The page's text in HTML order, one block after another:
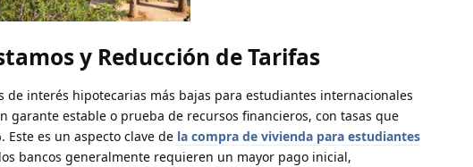
y Reducción de Tarifas
de interés hipotecarias más bajas para estudiantes internacionales
estable o prueba de recursos financieros, con tasas que
Este es un aspecto clave de la compra de vivienda para estudiantes
bancos generalmente requieren un mayor pago inicial,